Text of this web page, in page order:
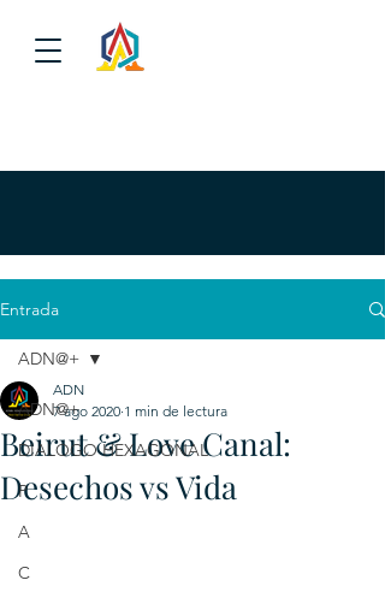
Entrada
ADN@+
DIALOGO HEXAGONAL
P
A
C
ADN@+
Beirut & Love Canal:
Desechos vs Vida
ADN
7 ago 2020 1 min de lectura